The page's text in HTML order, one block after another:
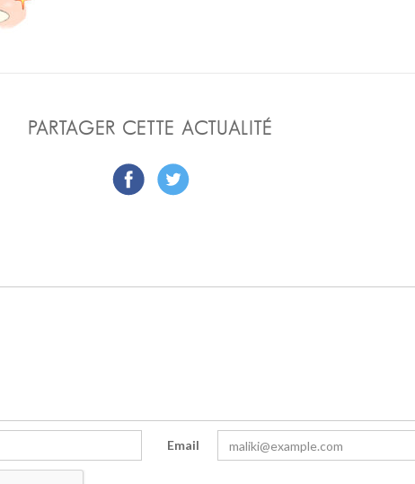
PARTAGER CETTE ACTUALITÉ
Email